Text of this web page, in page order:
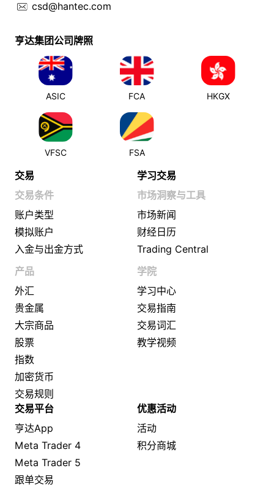
csd@hantec.com
亨达集团公司牌照
ASIC FCA HKGX
VFSC FSA
交易
交易条件
账户类型
模拟账户
入金与出金方式
产品
外汇
贵金属
大宗商品
股票
指数
加密货币
交易规则
交易平台
亨达App
Meta Trader 4
Meta Trader 5
跟单交易
学习交易
市场洞察与工具
市场新闻
财经日历
Trading Central
学院
学习中心
交易指南
交易词汇
教学视频
优惠活动
活动
积分商城